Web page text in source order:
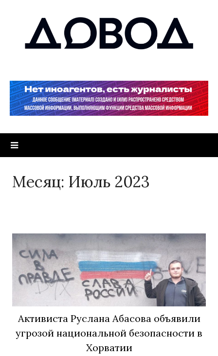
Месяц: Июль 2023
Активиста Руслана Абасова объявили
угрозой национальной безопасности в
Хорватии